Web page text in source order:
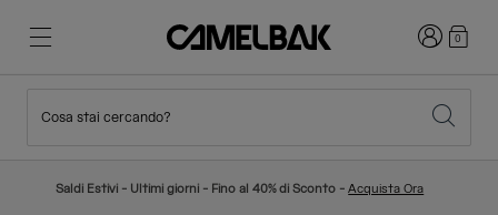
Nuovi Arrivi
Accedi
0
Cosa stai cercando?
Saldi Estivi - Ultimi giorni - Fino al 40% di Sconto -Acquista Ora